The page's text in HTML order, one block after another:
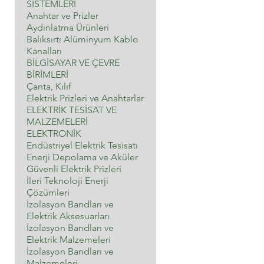
SİSTEMLERİ
Anahtar ve Prizler
Aydınlatma Ürünleri
Balıksırtı Alüminyum Kablo
Kanalları
BİLGİSAYAR VE ÇEVRE
BİRİMLERİ
Çanta, Kılıf
Elektrik Prizleri ve Anahtarlar
ELEKTRİK TESİSAT VE
MALZEMELERİ
ELEKTRONİK
Endüstriyel Elektrik Tesisatı
Enerji Depolama ve Aküler
Güvenli Elektrik Prizleri
İleri Teknoloji Enerji
Çözümleri
İzolasyon Bandları ve
Elektrik Aksesuarları
İzolasyon Bandları ve
Elektrik Malzemeleri
İzolasyon Bandları ve